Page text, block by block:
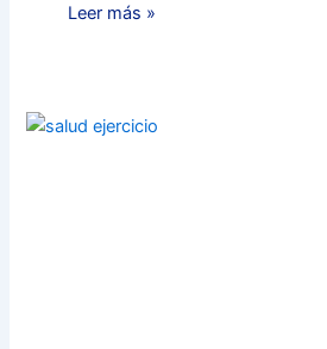
Leer más »